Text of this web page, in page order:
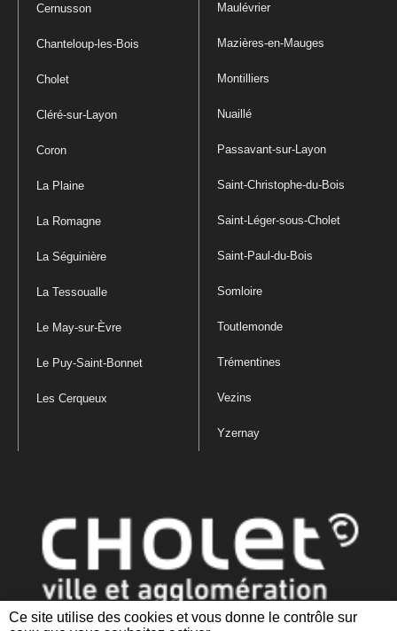
Ce site utilise des cookies et vous donne le contrôle sur
Cernusson
Chanteloup-les-Bois
Cholet
Cléré-sur-Layon
Coron
La Plaine
La Romagne
La Séguinière
La Tessoualle
Le May-sur-Èvre
Le Puy-Saint-Bonnet
Les Cerqueux
Maulévrier
Mazières-en-Mauges
Montilliers
Nuaillé
Passavant-sur-Layon
Saint-Christophe-du-Bois
Saint-Léger-sous-Cholet
Saint-Paul-du-Bois
Somloire
Toutlemonde
Trémentines
Vezins
Yzernay